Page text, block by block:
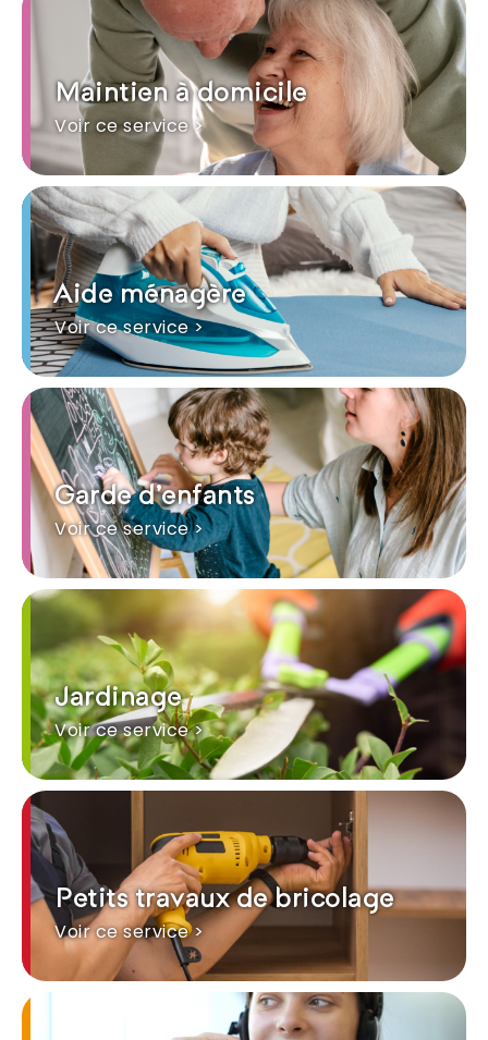
Maintien à domicile
Voir ce service >
Aide ménagère
Voir ce service >
Garde d'enfants
Voir ce service >
Jardinage
Voir ce service >
Petits travaux de bricolage
Voir ce service >